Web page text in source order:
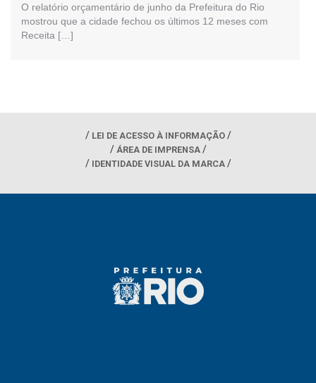
O relatório orçamentário de junho da Prefeitura do Rio
mostrou que a cidade fechou os últimos 12 meses com
Receita […]
LEI DE ACESSO À INFORMAÇÃO
ÁREA DE IMPRENSA
IDENTIDADE VISUAL DA MARCA